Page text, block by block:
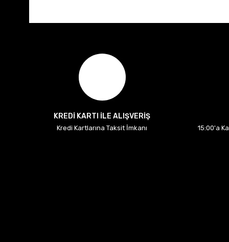
KREDİ KARTI İLE ALIŞVERİŞ
Kredi Kartlarına Taksit İmkanı
15:00'a